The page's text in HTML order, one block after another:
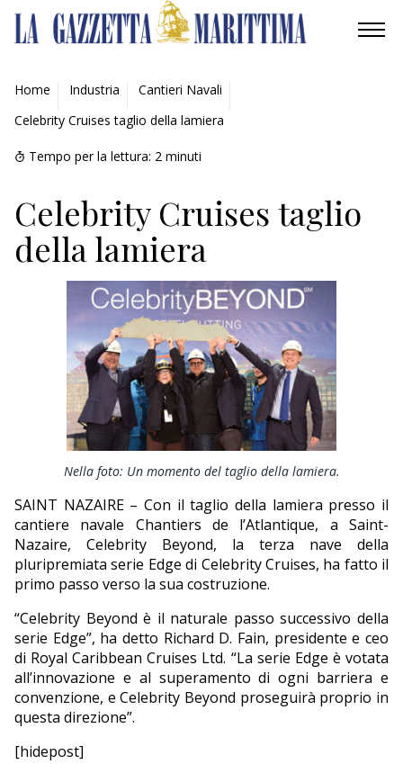
AMBIENTE
MOBILITÀ
INDUSTRIA
RICERCA
ECONOMIA
CULTURA
NAUTICA
EDITORIALI
Home Industria
Cantieri Navali
Celebrity Cruises taglio della lamiera
Tempo per la lettura: 2 minuti
Celebrity Cruises taglio
della lamiera
Nella foto: Un momento del taglio della lamiera.
SAINT NAZAIRE – Con il taglio della lamiera presso il
cantiere navale Chantiers de l’Atlantique, a Saint-
Nazaire, Celebrity Beyond, la terza nave della
pluripremiata serie Edge di Celebrity Cruises, ha fatto il
primo passo verso la sua costruzione.
“Celebrity Beyond è il naturale passo successivo della
serie Edge”, ha detto Richard D. Fain, presidente e ceo
di Royal Caribbean Cruises Ltd. “La serie Edge è votata
all’innovazione e al superamento di ogni barriera e
convenzione, e Celebrity Beyond proseguirà proprio in
questa direzione”.
[hidepost]